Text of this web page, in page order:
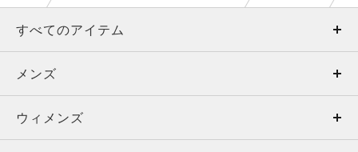
すべてのアイテム
メンズ
ウィメンズ
メンズ
トップス
ウィメンズ